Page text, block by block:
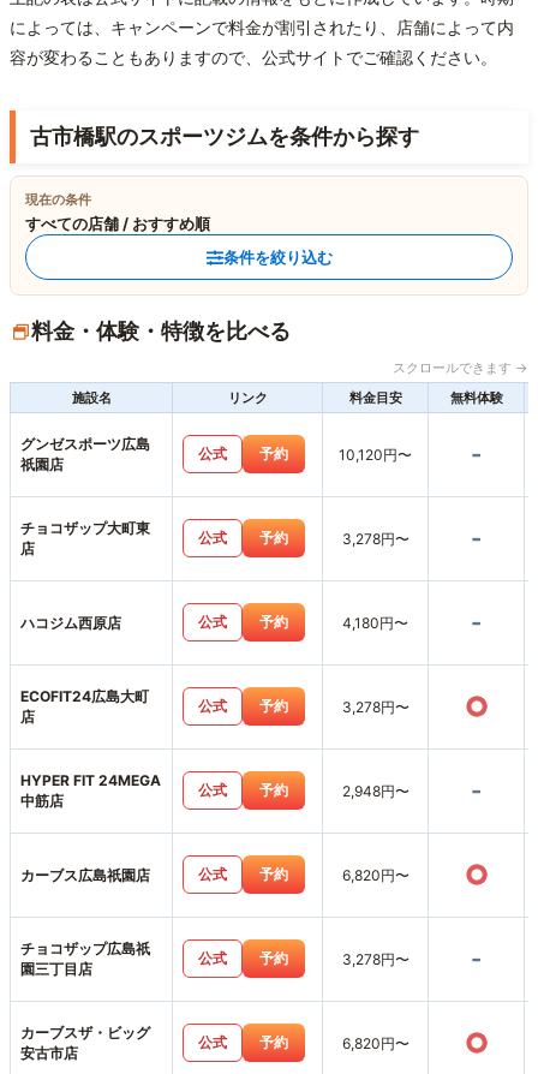
によっては、キャンペーンで料金が割引されたり、店舗によって内
容が変わることもありますので、公式サイトでご確認ください。
古市橋駅のスポーツジムを条件から探す
現在の条件
すべての店舗 / おすすめ順
条件を絞り込む
料金・体験・特徴を比べる
スクロールできます →
施設名
リンク 料金目安 無料体験
グンゼスポーツ広島
祇園店
公式 予約 10,120円〜 -
チョコザップ大町東
店
公式 予約 3,278円〜 -
ハコジム西原店 公式 予約 4,180円〜 -
ECOFIT24広島大町
店
公式 予約 3,278円〜 ○
HYPER FIT 24MEGA
中筋店
公式 予約 2,948円〜 -
カーブス広島祇園店 公式 予約 6,820円〜 ○
チョコザップ広島祇
園三丁目店
公式 予約 3,278円〜 -
カーブスザ・ビッグ
安古市店
公式 予約 6,820円〜 ○